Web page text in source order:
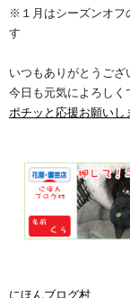
※１月はシーズンオフ
す
いつもありがとうござ
今日も元気によろしく
ポチッと応援お願いし
にほんブログ村